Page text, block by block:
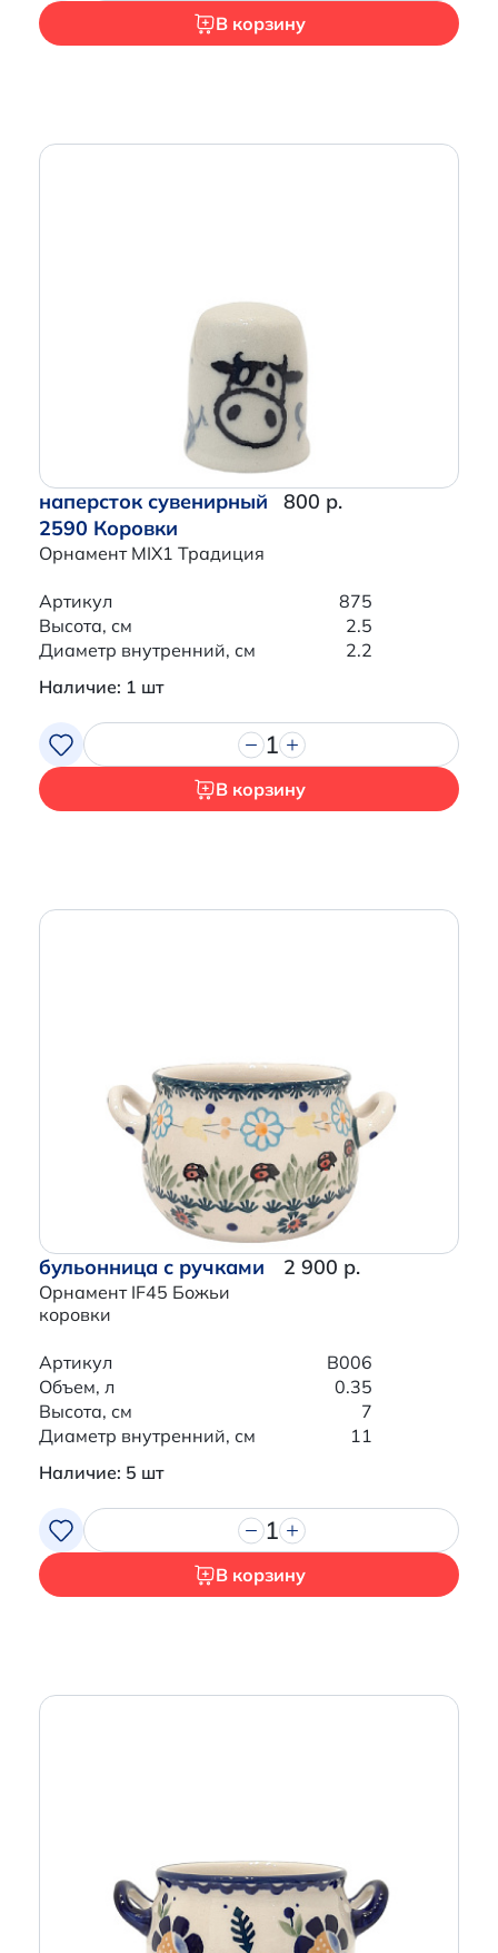
В корзину
наперсток сувенирный
2590 Коровки
Орнамент MIX1 Традиция
800 р.
Артикул
875
Высота, см
2.5
Диаметр внутренний, см
2.2
Наличие: 1 шт
1
В корзину
бульонница с ручками
Орнамент IF45 Божьи
коровки
2 900 р.
Артикул
B006
Объем, л
0.35
Высота, см
7
Диаметр внутренний, см
11
Наличие: 5 шт
1
В корзину